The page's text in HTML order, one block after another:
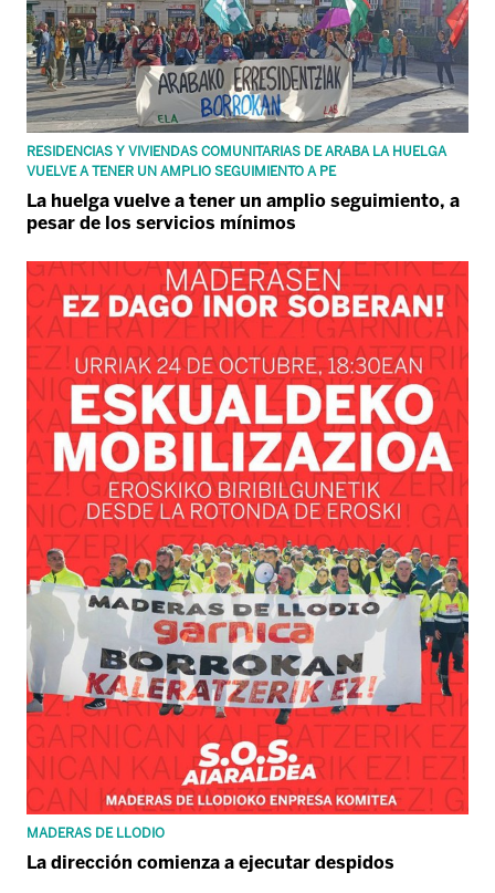
RESIDENCIAS Y VIVIENDAS COMUNITARIAS DE ARABA LA HUELGA
VUELVE A TENER UN AMPLIO SEGUIMIENTO A PE
La huelga vuelve a tener un amplio seguimiento, a
pesar de los servicios mínimos
MADERAS DE LLODIO
La dirección comienza a ejecutar despidos